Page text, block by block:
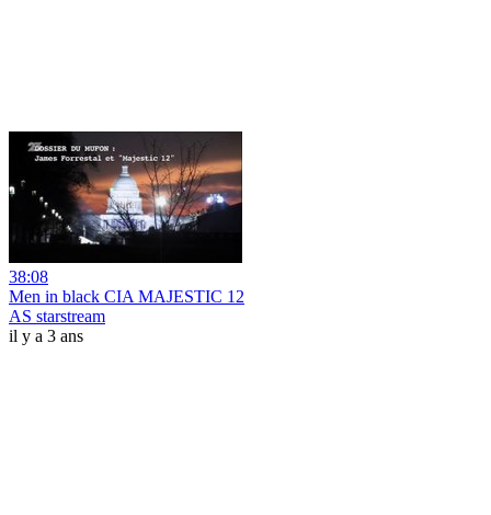
38:08
Men in black CIA MAJESTIC 12
AS starstream
il y a 3 ans